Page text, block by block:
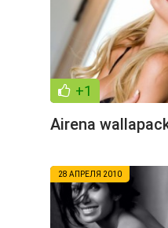
+1
Airena
28 АПРЕЛЯ 2010